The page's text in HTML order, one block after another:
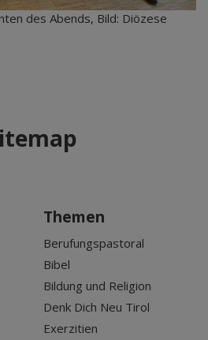
des Abends, Bild: Diözese
Themen
Berufungspastoral
Bibel
Bildung und Religion
Denk Dich Neu Tirol
Exerzitien